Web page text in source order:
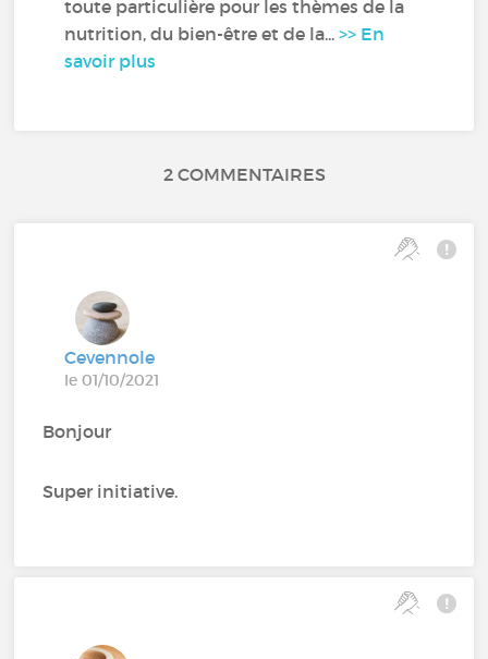
toute particulière pour les thèmes de la
nutrition, du bien-être et de la...>> En
savoir plus
2 COMMENTAIRES
Cevennole
le 01/10/2021
Bonjour
Super initiative.